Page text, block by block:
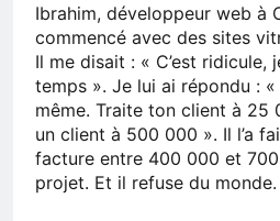
Ibrahim, développeur web à
commencé avec des sites
Il me disait : « C’est ridicule,
temps ». Je lui ai répondu :
même. Traite ton client à 25
un client à 500 000 ». Il l’a
facture entre 400 000 et
projet. Et il refuse du monde.